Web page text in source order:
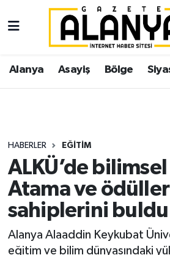
Alanya Asayiş Bölge
HABERLER EĞITIM
ALKÜ’de
Atama ve ödüller
sahiplerini buldu
Alanya Alaaddin Keykubat
eğitim ve bilim dünyasındaki
Alanya
Asayiş
Siyaset
Spor
Turizm
Ekonomi
İstanbul Nöbetçi Eczaneler
İstanbul Hava Durumu
Süper Lig Puan Durumu ve
Tüm Manşetler
Son Dakika Haberleri
Haber Arşivi